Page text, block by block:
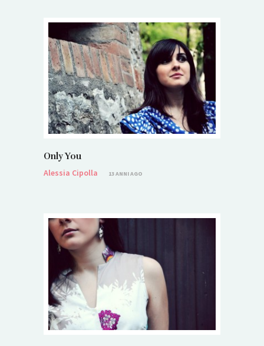
Only You
Alessia Cipolla
13 ANNI AGO